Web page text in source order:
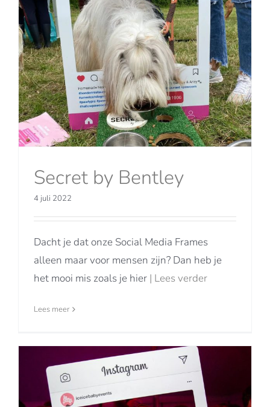
Secret by Bentley
4 juli 2022
Dacht je dat onze Social Media Frames
alleen maar voor mensen zijn? Dan heb je
het mooi mis zoals je hier | Lees verder
Lees meer